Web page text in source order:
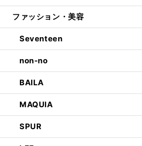
ファッション・美容
Seventeen
non-no
BAILA
MAQUIA
SPUR